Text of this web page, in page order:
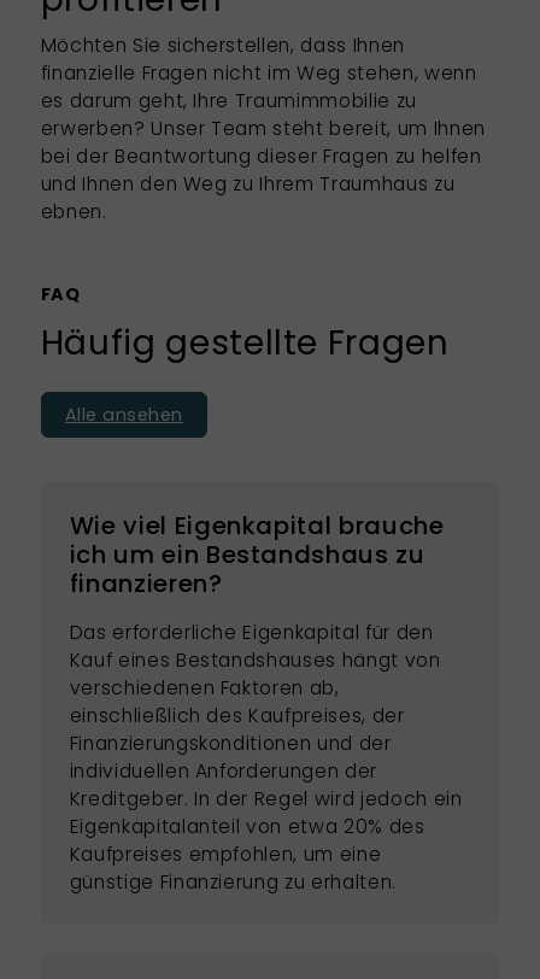
Möchten Sie sicherstellen, dass Ihnen
finanzielle Fragen nicht im Weg stehen, wenn
es darum geht, Ihre Traumimmobilie zu
erwerben? Unser Team steht bereit, um Ihnen
bei der Beantwortung dieser Fragen zu helfen
und Ihnen den Weg zu Ihrem Traumhaus zu
ebnen.
FAQ
Häufig gestellte Fragen
Alle ansehen
Wie viel Eigenkapital brauche
ich um ein Bestandshaus zu
finanzieren?
Das erforderliche Eigenkapital für den
Kauf eines Bestandshauses hängt von
verschiedenen Faktoren ab,
einschließlich des Kaufpreises, der
Finanzierungskonditionen und der
individuellen Anforderungen der
Kreditgeber. In der Regel wird jedoch ein
Eigenkapitalanteil von etwa 20% des
Kaufpreises empfohlen, um eine
günstige Finanzierung zu erhalten.